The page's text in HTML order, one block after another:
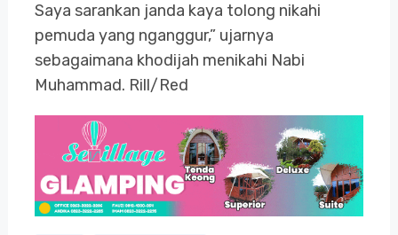
Saya sarankan janda kaya tolong nikahi
pemuda yang nganggur,” ujarnya
sebagaimana khodijah menikahi Nabi
Muhammad. Rill/Red